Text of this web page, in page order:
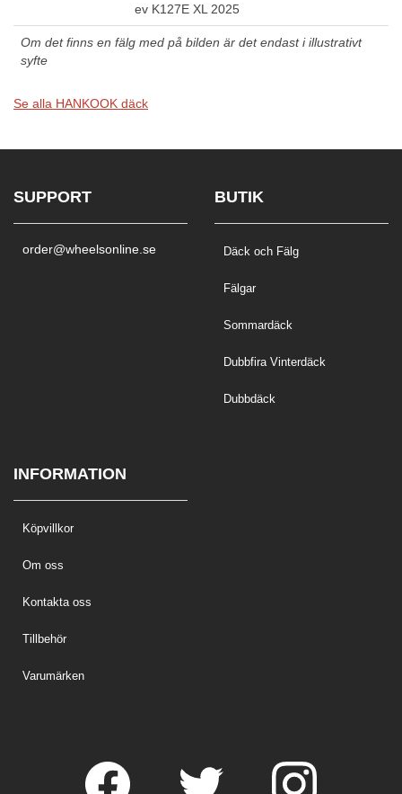
ev K127E XL 2025
Om det finns en fälg med på bilden är det endast i illustrativt
syfte
Se alla HANKOOK däck
SUPPORT
order@wheelsonline.se
BUTIK
Däck och Fälg
Fälgar
Sommardäck
Dubbfira Vinterdäck
Dubbdäck
INFORMATION
Köpvillkor
Om oss
Kontakta oss
Tillbehör
Varumärken